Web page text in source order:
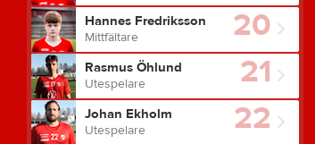
20
Hannes Fredriksson
Mittfältare
21
Rasmus Öhlund
Utespelare
22
Johan Ekholm
Utespelare